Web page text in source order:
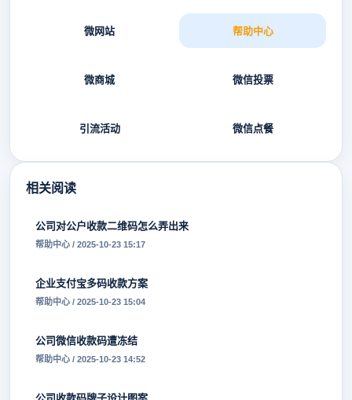
微网站 帮助中心
微商城 微信投票
引流活动 微信点餐
相关阅读
公司对公户收款二维码怎么弄出来
帮助中心 / 2025-10-23 15:17
企业支付宝多码收款方案
帮助中心 / 2025-10-23 15:04
公司微信收款码遭冻结
帮助中心 / 2025-10-23 14:52